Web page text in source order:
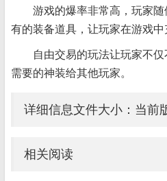
游戏的爆率非常高，玩家
有的装备道具，让玩家在游戏中
自由交易的玩法让玩家不
需要的神装给其他玩家。
详细信息文件大小：当前
相关阅读